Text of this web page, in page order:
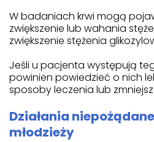
W badaniach krwi mogą
zwiększenie lub wahania
zwiększenie stężenia
Jeśli u pacjenta występują
powinien powiedzieć o nich
sposoby leczenia lub
Działania
młodzieży